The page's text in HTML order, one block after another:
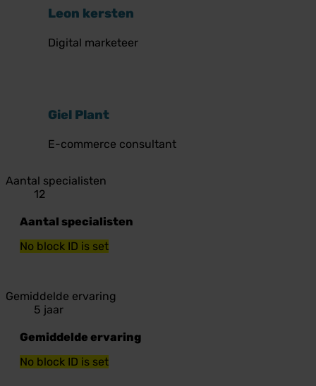
Leon kersten
Digital marketeer
Giel Plant
E-commerce consultant
Aantal specialisten
12
Aantal specialisten
No block ID is set
Gemiddelde ervaring
5 jaar
Gemiddelde ervaring
No block ID is set